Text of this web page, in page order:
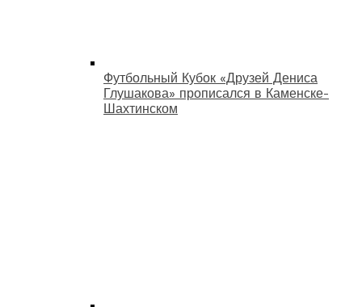
Футбольный Кубок «Друзей Дениса
Глушакова» прописался в Каменске-
Шахтинском